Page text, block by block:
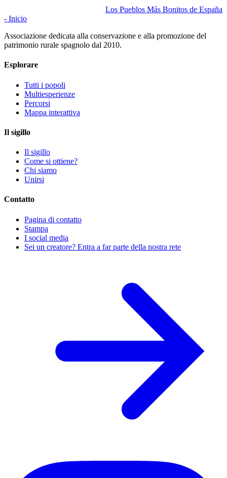
Los Pueblos Más Bonitos de España
- Inicio
Associazione dedicata alla conservazione e alla promozione del
patrimonio rurale spagnolo dal 2010.
Esplorare
Tutti i popoli
Multiesperienze
Percorsi
Mappa interattiva
Il sigillo
Il sigillo
Come si ottiene?
Chi siamo
Unirsi
Contatto
Pagina di contatto
Stampa
I social media
Sei un creatore? Entra a far parte della nostra rete